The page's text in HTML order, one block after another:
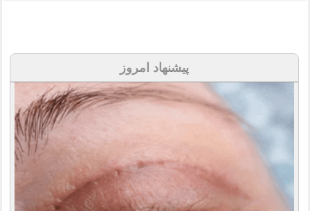
پیشنهاد امروز